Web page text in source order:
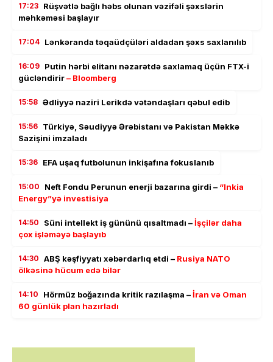
17:23 Rüşvətlə bağlı həbs olunan vəzifəli şəxslərin
məhkəməsi başlayır
17:04 Lənkəranda təqaüdçüləri aldadan şəxs saxlanılıb
16:09 Putin hərbi elitanı nəzarətdə saxlamaq üçün FTX-i
gücləndirir– Bloomberg
15:58 Ədliyyə naziri Lerikdə vətəndaşları qəbul edib
15:56 Türkiyə, Səudiyyə Ərəbistanı və Pakistan Məkkə
Sazişini imzaladı
15:36 EFA uşaq futbolunun inkişafına fokuslanıb
15:00 Neft Fondu Perunun enerji bazarına girdi – “Inkia
Energy”yə investisiya
14:50 Süni intellekt iş gününü qısaltmadı –İşçilər daha
çox işləməyə başlayıb
14:30 ABŞ kəşfiyyatı xəbərdarlıq etdi – Rusiya NATO
ölkəsinə hücum edə bilər
14:10 Hörmüz boğazında kritik razılaşma –İran və Oman
60 günlük plan hazırladı